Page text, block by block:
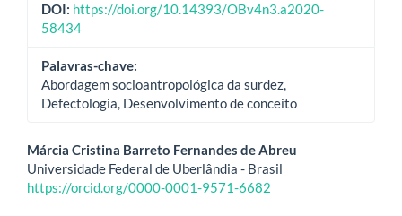
DOI: https://doi.org/10.14393/OBv4n3.a2020-
58434
Palavras-chave:
Abordagem socioantropológica da surdez,
Defectologia, Desenvolvimento de conceito
Conteúdo
do
Márcia Cristina Barreto Fernandes de Abreu
Universidade Federal de Uberlândia - Brasil
https://orcid.org/0000-0001-9571-6682